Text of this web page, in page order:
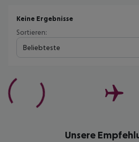
Keine Ergebnisse
Sortieren:
Beliebteste
Unsere